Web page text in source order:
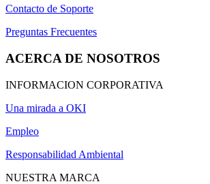
Contacto de Soporte
Preguntas Frecuentes
ACERCA DE NOSOTROS
INFORMACION CORPORATIVA
Una mirada a OKI
Empleo
Responsabilidad Ambiental
NUESTRA MARCA